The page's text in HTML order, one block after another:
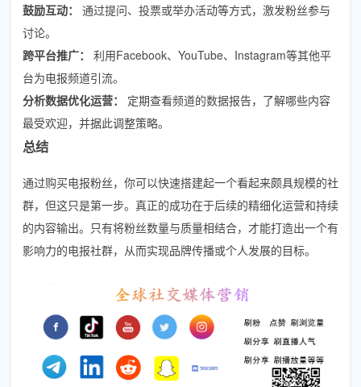
鼓励互动：
通过提问、投票或举办活动等方式，激发粉丝参与
讨论。
跨平台推广：
利用Facebook、YouTube、Instagram等其他平
台为电报频道引流。
分析数据优化运营：
定期查看频道的数据报告，了解哪些内容
最受欢迎，并据此调整策略。
总结
通过购买电报粉丝，你可以快速搭建起一个看起来颇具规模的社
群，但这只是第一步。真正的成功在于后续的精细化运营和持续
的内容输出。只有将粉丝数量与质量相结合，才能打造出一个有
影响力的电报社群，从而实现品牌传播或个人发展的目标。